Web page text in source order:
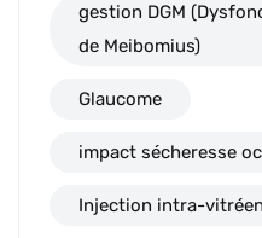
gestion DGM
de Meibomius)
Glaucome
impact sécheresse
Injection intra-